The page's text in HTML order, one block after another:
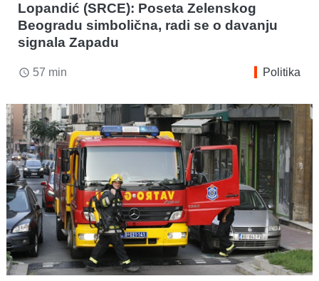
Lopandić (SRCE): Poseta Zelenskog
Beogradu simbolična, radi se o davanju
signala Zapadu
access_time 57 min Politika